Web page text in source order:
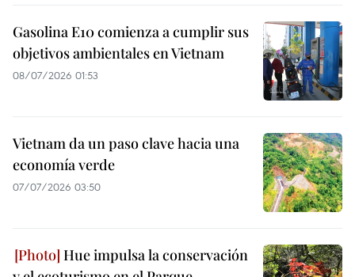
Gasolina E10 comienza a cumplir sus
objetivos ambientales en Vietnam
08/07/2026 01:53
Vietnam da un paso clave hacia una
economía verde
07/07/2026 03:50
Hue impulsa la conservación